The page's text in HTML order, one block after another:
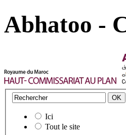
Abhatoo -
Ici
Tout le site